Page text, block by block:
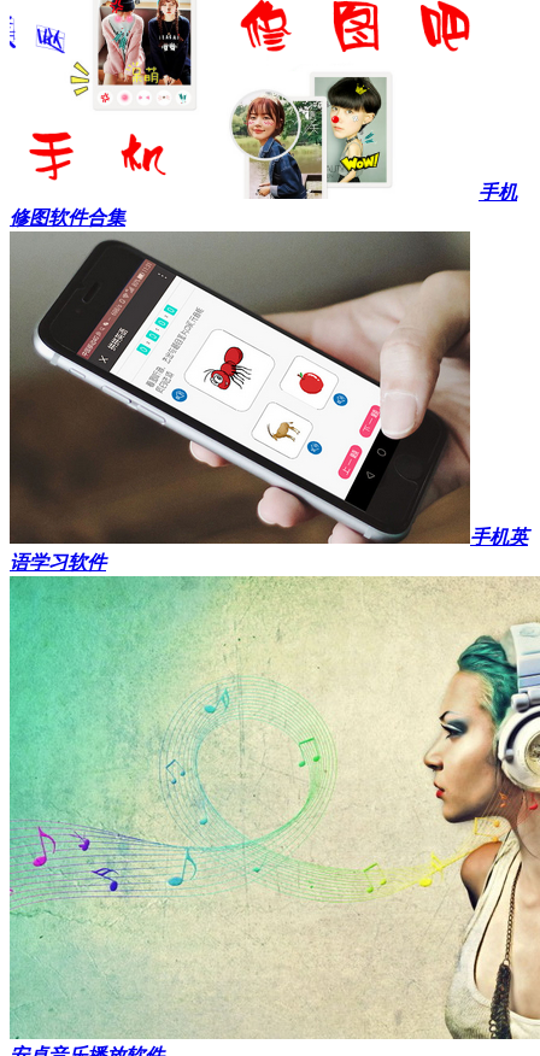
手机
修图软件合集
手机英
语学习软件